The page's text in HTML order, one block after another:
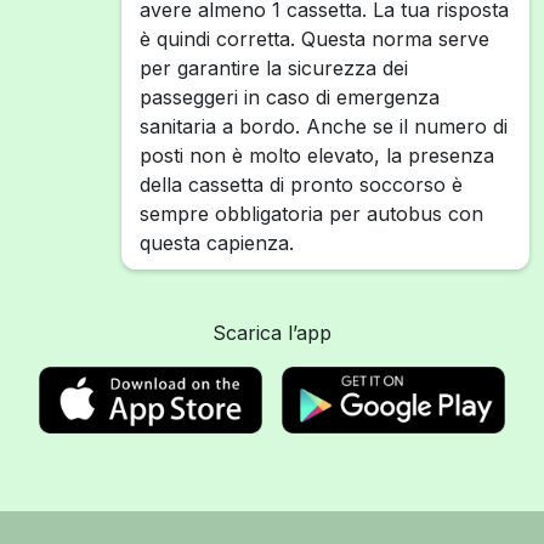
avere almeno 1 cassetta. La tua risposta
è quindi corretta. Questa norma serve
per garantire la sicurezza dei
passeggeri in caso di emergenza
sanitaria a bordo. Anche se il numero di
posti non è molto elevato, la presenza
della cassetta di pronto soccorso è
sempre obbligatoria per autobus con
questa capienza.
Scarica l’app